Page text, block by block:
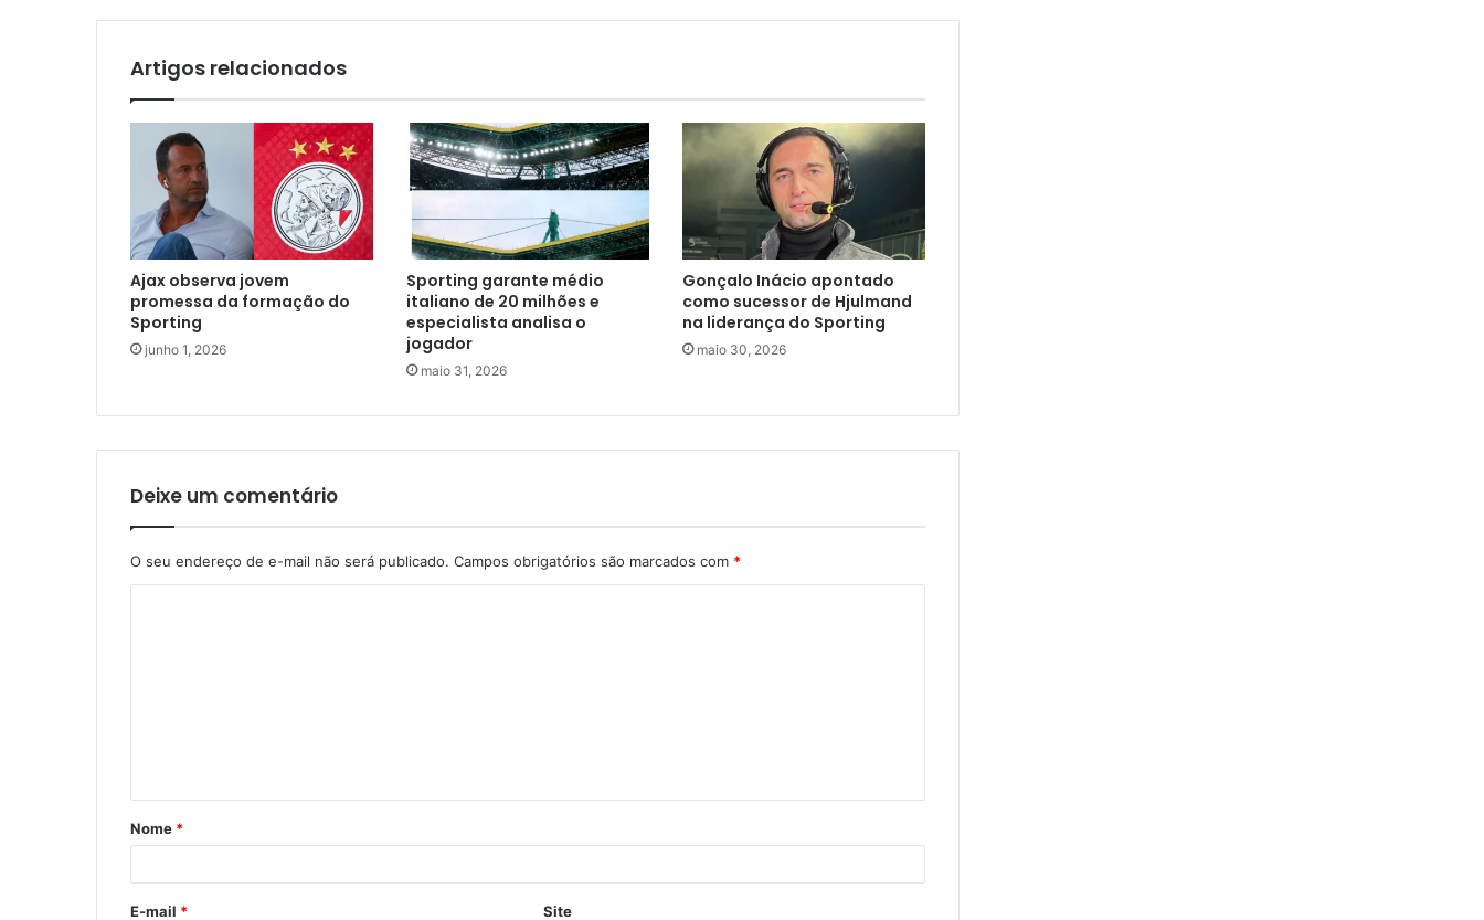
Artigos relacionados
Ajax observa jovem
promessa da formação do
Sporting
junho 1, 2026
Sporting garante médio
italiano de 20 milhões e
especialista analisa o
jogador
maio 31, 2026
Gonçalo Inácio apontado
como sucessor de Hjulmand
na liderança do Sporting
maio 30, 2026
Deixe um comentário
O seu endereço de e-mail não será publicado. Campos obrigatórios são marcados com *
á
r
Nome *
E-mail * Site